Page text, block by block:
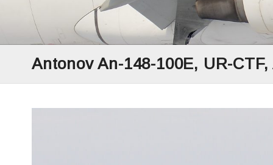
Antonov An-148-100E, UR-